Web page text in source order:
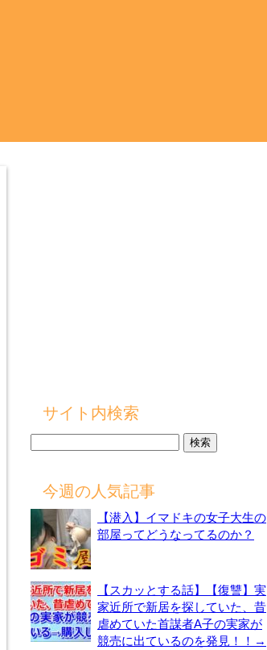
サイト内検索
今週の人気記事
【潜入】イマドキの女子大生の
部屋ってどうなってるのか？
【スカッとする話】【復讐】実
家近所で新居を探していた、昔
虐めていた首謀者A子の実家が
競売に出ているのを発見！！→